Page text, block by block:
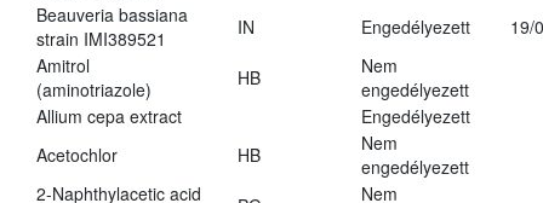
Beauveria bassiana
strain IMI389521
IN Engedélyezett
19/
Amitrol
(aminotriazole)
HB
Nem
engedélyezett
Allium cepa extract
Engedélyezett
Acetochlor
HB
Nem
engedélyezett
2-Naphthylacetic acid
Nem